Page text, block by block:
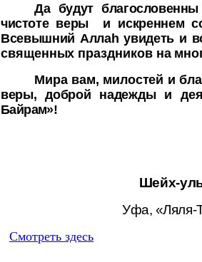
Да будут
чистоте верыи искреннем
Всевышний Аллаh увидеть и
священных праздников на
Мира вам, милостей и
веры, доброй надежды и
Байрам»!
Шейх-
Уфа, «Ляля-
Смотреть здесь